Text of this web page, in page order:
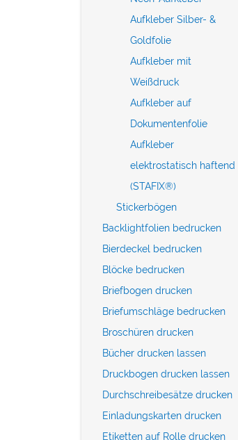
Aufkleber Silber- &
Goldfolie
Aufkleber mit
Weißdruck
Aufkleber auf
Dokumentenfolie
Aufkleber
elektrostatisch haftend
(STAFIX®)
Stickerbögen
Backlightfolien bedrucken
Bierdeckel bedrucken
Blöcke bedrucken
Briefbogen drucken
Briefumschläge bedrucken
Broschüren drucken
Bücher drucken lassen
Druckbogen drucken lassen
Durchschreibesätze drucken
Einladungskarten drucken
Etiketten auf Rolle drucken